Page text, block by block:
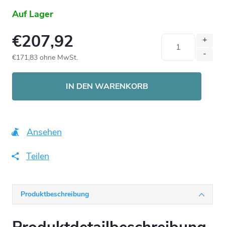
Auf Lager
€207,92
€171,83 ohne MwSt.
IN DEN WARENKORB
Ansehen
Teilen
Produktbeschreibung